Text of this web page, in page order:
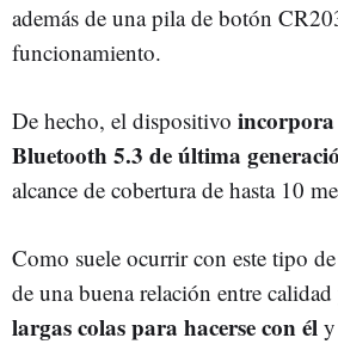
además de una pila de botón
funcionamiento.
De hecho, el dispositivo
Bluetooth 5.3 de última
alcance de cobertura de hasta 10
Como suele ocurrir con este tipo
de una buena relación entre
largas colas para hacerse con él